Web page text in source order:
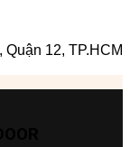
12, TP.HCM